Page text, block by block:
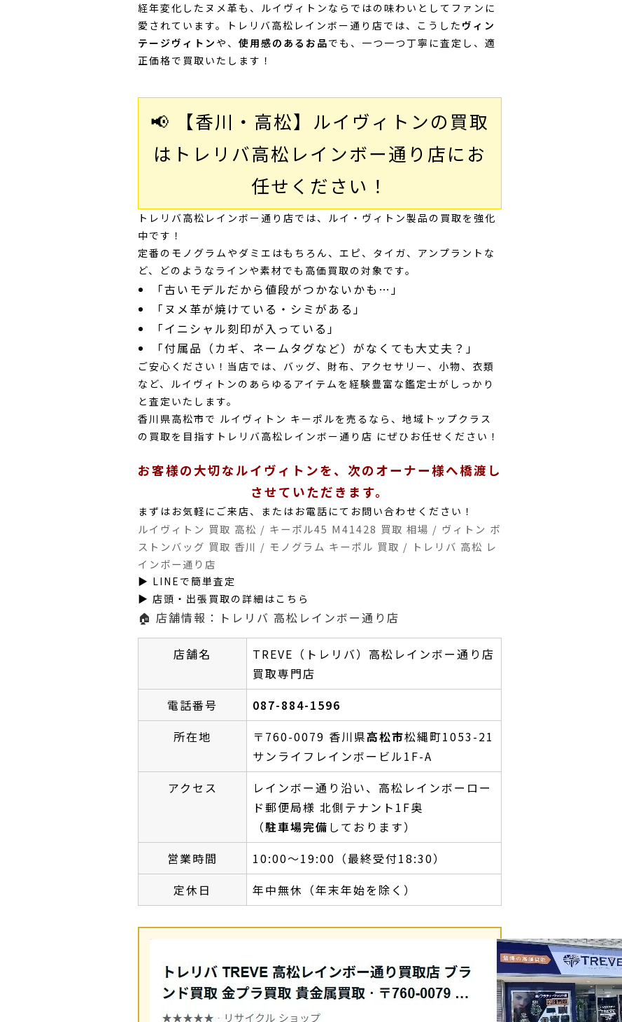
経年変化したヌメ革も、ルイヴィトンならではの味わいとしてファンに
愛されています。トレリバ高松レインボー通り店では、こうした ヴィン
テージヴィトン や、 使用感のあるお品でも、一つ一つ丁寧に査定し、適
正価格で買取いたします！
📢 【香川・高松】ルイヴィトンの買取
はトレリバ高松レインボー通り店にお
任せください！
トレリバ高松レインボー通り店では、ルイ・ヴィトン製品の買取を強化
中です！
定番のモノグラムやダミエはもちろん、エピ、タイガ、アンプラントな
ど、どのようなラインや素材でも高価買取の対象です。
「古いモデルだから値段がつかないかも…」
「ヌメ革が焼けている・シミがある」
「イニシャル刻印が入っている」
「付属品（カギ、ネームタグなど）がなくても大丈夫？」
ご安心ください！当店では、バッグ、財布、アクセサリー、小物、衣類
など、ルイヴィトンのあらゆるアイテムを経験豊富な鑑定士がしっかり
と査定いたします。
香川県高松市で ルイヴィトン キーポルを売るなら、地域トップクラス
の買取を目指すトレリバ高松レインボー通り店 にぜひお任せください！
お客様の大切なルイヴィトンを、次のオーナー様へ橋渡し
させていただきます。
まずはお気軽にご来店、またはお電話にてお問い合わせください！
ルイヴィトン 買取 高松 / キーポル45 M41428 買取 相場 / ヴィトン ボ
ストンバッグ 買取 香川 / モノグラム キーポル 買取 / トレリバ 高松 レ
インボー通り店
▶︎ LINEで簡単査定
▶︎ 店頭・出張買取の詳細はこちら
🏠 店舗情報：トレリバ 高松レインボー通り店
店舗名
TREVE（トレリバ）高松レインボー通り店
買取専門店
電話番号
087-884-1596
所在地
〒760-0079 香川県高松市松縄町1053-21
サンライフレインボービル1F-A
アクセス
レインボー通り沿い、高松レインボーロー
ド郵便局様 北側テナント1F奥
（駐車場完備 しております）
営業時間
10:00～19:00（最終受付18:30）
定休日
年中無休（年末年始を除く）